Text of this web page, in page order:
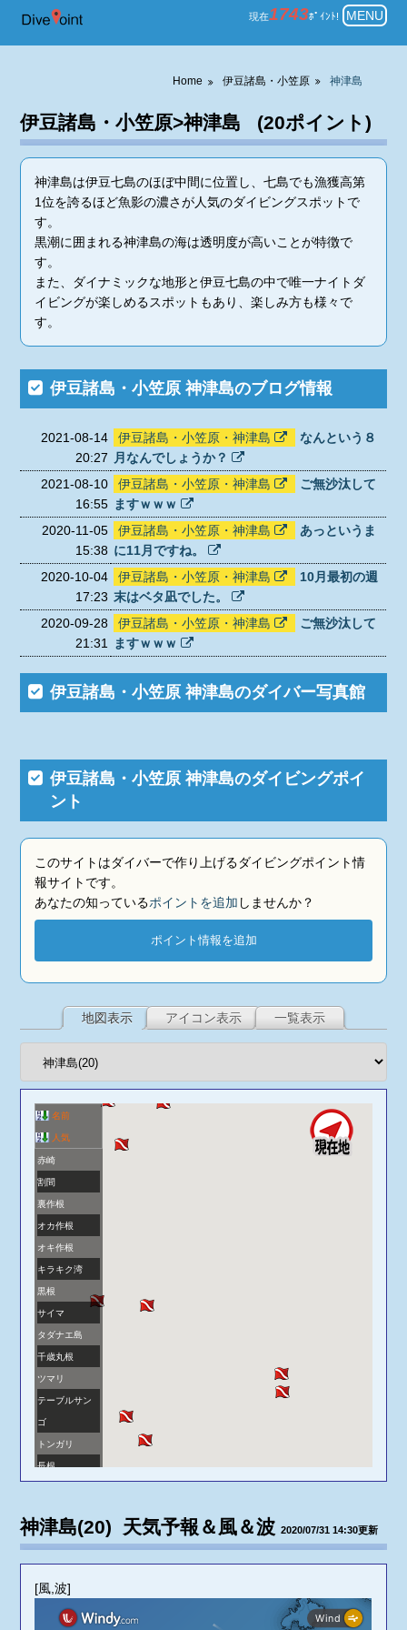
伊豆諸島・小笠原 神津島 ダイビ
現在1743ﾎﾟｲﾝﾄ! MENU
Home 伊豆諸島・小笠原 神津島
伊豆諸島・小笠原>神津島 (20ポイント)
神津島は伊豆七島のほぼ中間に位置し、七島でも漁獲高第
1位を誇るほど魚影の濃さが人気のダイビングスポットで
す。
黒潮に囲まれる神津島の海は透明度が高いことが特徴で
す。
また、ダイナミックな地形と伊豆七島の中で唯一ナイトダ
イビングが楽しめるスポットもあり、楽しみ方も様々で
す。
伊豆諸島・小笠原 神津島のブログ情報
2021-08-14
20:27
伊豆諸島・小笠原・神津島
なんという８
月なんでしょうか？
2021-08-10
16:55
伊豆諸島・小笠原・神津島
ご無沙汰して
ますｗｗｗ
2020-11-05
15:38
伊豆諸島・小笠原・神津島
あっというま
に11月ですね。
2020-10-04
17:23
伊豆諸島・小笠原・神津島
10月最初の週
末はベタ凪でした。
2020-09-28
21:31
伊豆諸島・小笠原・神津島
ご無沙汰して
ますｗｗｗ
伊豆諸島・小笠原 神津島のダイバー写真館
伊豆諸島・小笠原 神津島のダイビングポイ
ント
このサイトはダイバーで作り上げるダイビングポイント情
報サイトです。
あなたの知っているポイントを追加 しませんか？
ポイント情報を追加
地図表示 アイコン表示 一覧表示
名前
人気
赤崎
割間
裏作根
オカ作根
オキ作根
キラキク湾
黒根
サイマ
タダナエ島
千歳丸根
ツマリ
テーブルサン
ゴ
トンガリ
長根
ヒラダシホー
ル
三浦湾
南浜工山
神津島(20) 天気予報＆風＆波2020/07/31 14:30更新
[風,波]